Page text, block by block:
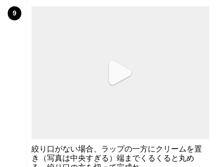
9
絞り口がない場合、ラップの一方にクリームを置
き（写真は中央すぎる）端までくるくると丸め